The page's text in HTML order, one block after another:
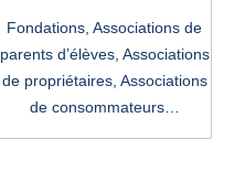
Fondations,Associations de
parents d’élèves, Associations
de propriétaires, Associations
de consommateurs…